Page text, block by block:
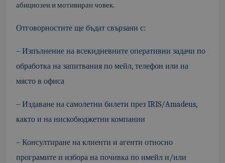
абициозен и мотивиран човек.
Отговорностите ще бъдат свързани с:
– Изпълнение на всекидневните оперативни задачи по
обработка на запитвания по мейл, телефон или на
място в офиса
– Издаване на самолетни билети през IRIS/Amadeus,
както и на нискобюджетни компании
– Консултиране на клиенти и агенти относно
програмите и избора на почивка по имейл и/или